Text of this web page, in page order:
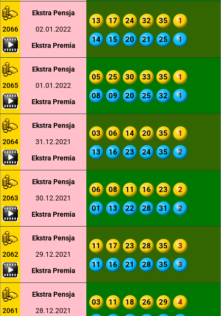
2066
Ekstra Pensja
02.01.2022
Ekstra Premia
13 17 24 32 35 1
14 15 20 21 25 1
2065
Ekstra Pensja
01.01.2022
Ekstra Premia
05 25 30 33 35 1
08 09 20 25 32 1
2064
Ekstra Pensja
31.12.2021
Ekstra Premia
03 06 14 20 35 1
13 16 23 24 35 2
2063
Ekstra Pensja
30.12.2021
Ekstra Premia
06 08 11 16 23 2
01 13 22 28 31 2
2062
Ekstra Pensja
29.12.2021
Ekstra Premia
11 17 23 28 35 3
11 16 21 28 35 3
2061
Ekstra Pensja
28.12.2021
03 11 18 26 29 4